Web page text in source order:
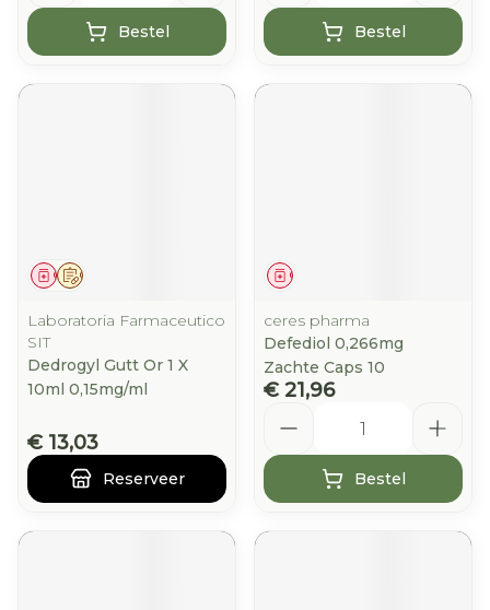
Bestel Bestel
Op voorschrift
Geneesmiddel
Laboratoria Farmaceutico
SIT
Dedrogyl Gutt Or 1 X
10ml 0,15mg/ml
€ 13,03
Reserveer
Geneesmiddel
ceres pharma
Defediol 0,266mg
Zachte Caps 10
€ 21,96
Bestel